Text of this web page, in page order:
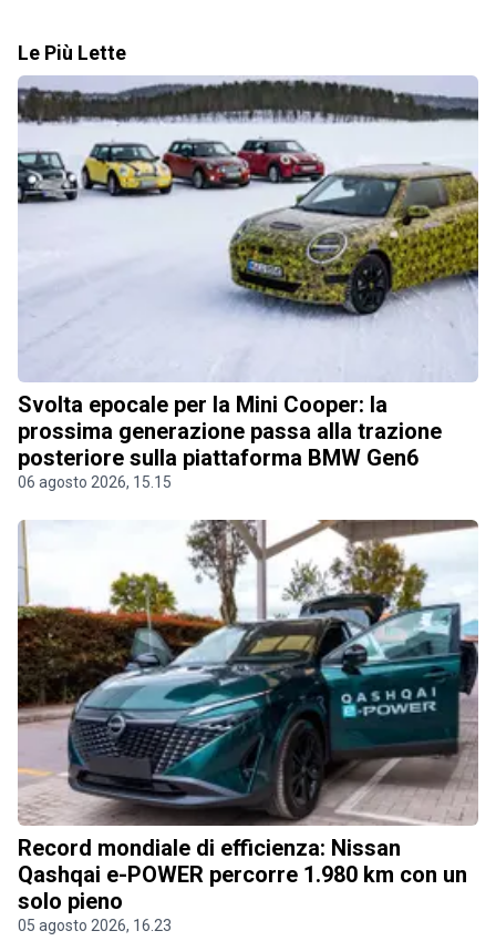
Le Più Lette
Svolta epocale per la Mini Cooper: la
prossima generazione passa alla trazione
posteriore sulla piattaforma BMW Gen6
06 agosto 2026, 15.15
Record mondiale di efficienza: Nissan
Qashqai e-POWER percorre 1.980 km con un
solo pieno
05 agosto 2026, 16.23